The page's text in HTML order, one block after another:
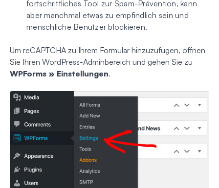
fortschrittliches Tool zur Spam-Prävention, kann
aber manchmal etwas zu empfindlich sein und
menschliche Benutzer blockieren.
Um reCAPTCHA zu Ihrem Formular hinzuzufügen, öffnen
Sie Ihren WordPress-Adminbereich und gehen Sie zu
WPForms » Einstellungen.